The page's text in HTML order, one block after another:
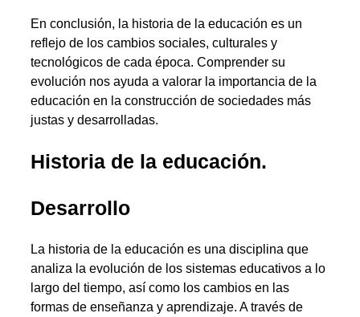
En conclusión, la historia de la educación es un
reflejo de los cambios sociales, culturales y
tecnológicos de cada época. Comprender su
evolución nos ayuda a valorar la importancia de la
educación en la construcción de sociedades más
justas y desarrolladas.
Historia de la educación.
Desarrollo
La historia de la educación es una disciplina que
analiza la evolución de los sistemas educativos a lo
largo del tiempo, así como los cambios en las
formas de enseñanza y aprendizaje. A través de